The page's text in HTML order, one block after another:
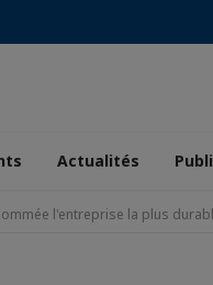
Actualités
l'entreprise la plus